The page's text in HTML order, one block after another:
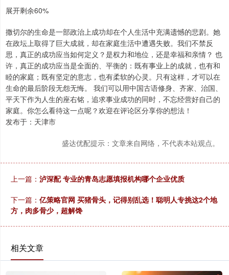
展开剩余60%
撒切尔的生命是一部政治上成功却在个人生活中充满遗憾的悲剧。她
在政坛上取得了巨大成就，却在家庭生活中遭遇失败。我们不禁反
思，真正的成功应当如何定义？是权力和地位，还是幸福和亲情？ 也
许，真正的成功应当是全面的、平衡的：既有事业上的成就，也有和
睦的家庭；既有坚定的意志，也有柔软的心灵。只有这样，才可以在
生命的最后阶段无怨无悔。 我们可以用中国古语修身、齐家、治国、
平天下作为人生的座右铭，追求事业成功的同时，不忘经营好自己的
家庭。你怎么看待这一点呢？欢迎在评论区分享你的想法！
发布于：天津市
盛达优配提示：文章来自网络，不代表本站观点。
上一篇： 泸深配 专业的青岛志愿填报机构哪个企业优质
下一篇： 亿策略官网 买猪骨头，记得别乱选！聪明人专挑这2个地
方，肉多骨少，超解馋
相关文章